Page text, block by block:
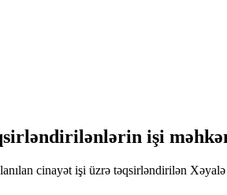
işi
cinayət işi üzrə təqsirləndirilən